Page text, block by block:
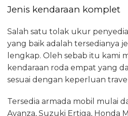
Jenis kendaraan komplet
Salah satu tolak ukur
yang baik adalah tersedianya
lengkap. Oleh sebab itu kami
kendaraan roda empat yang
sesuai dengan keperluan
Tersedia armada mobil mulai
Avanza, Suzuki Ertiga, Honda